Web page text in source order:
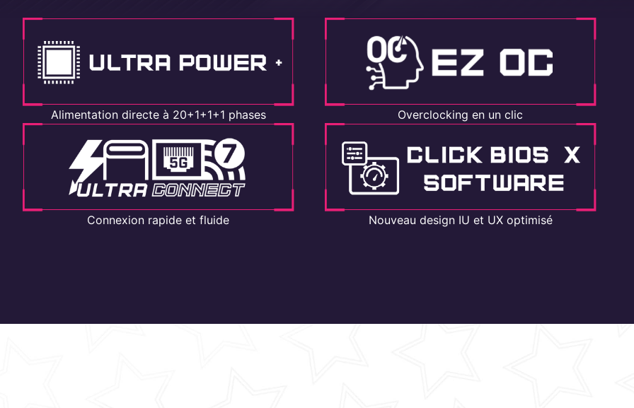
Alimentation directe à 20+1+1+1 phases Overclocking en un clic
Connexion rapide et fluide Nouveau design IU et UX optimisé